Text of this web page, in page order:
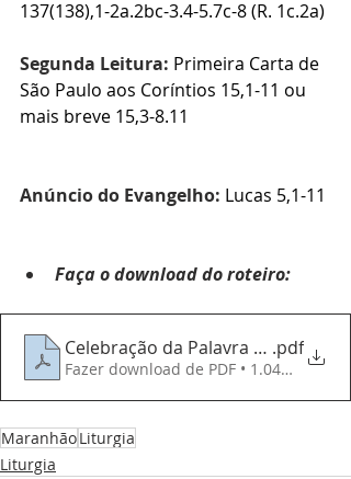
137(138),1-2a.2bc-3.4-5.7c-8 (R. 1c.2a)
Segunda Leitura: Primeira Carta de
São Paulo aos Coríntios 15,1-11 ou
mais breve 15,3-8.11
Anúncio do Evangelho: Lucas 5,1-11
Faça o download do roteiro:
Celebração da Palavra - 090225 -
.pdf
Fazer download de PDF • 1.04MB
MaranhãoLiturgia
Liturgia